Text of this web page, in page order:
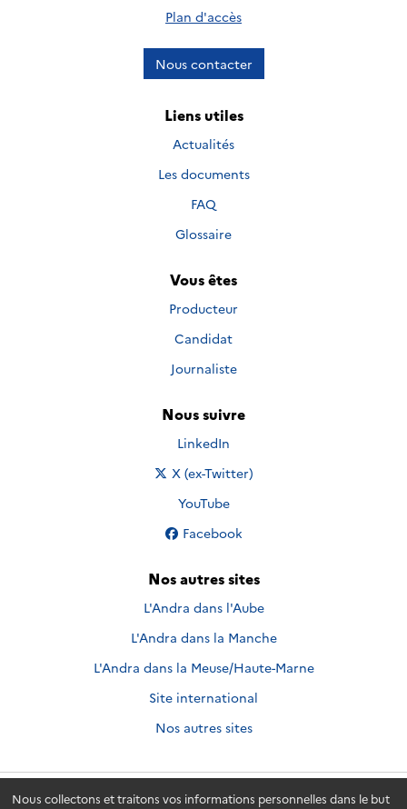
Nous collectons et traitons vos informations personnelles dans le but
Plan d'accès
Nous contacter
Liens utiles
Actualités
Les documents
FAQ
Glossaire
Vous êtes
Producteur
Candidat
Journaliste
Nous suivre
Nous suivre sur
LinkedIn
Nous suivre sur
X (ex-Twitter)
Nous suivre sur
YouTube
Nous suivre sur
Facebook
Nos autres sites
L'Andra dans l'Aube
L'Andra dans la Manche
L'Andra dans la Meuse/Haute-Marne
Site international
Nos autres sites
Andra.fr © 2026 - Andra. Tous droits réservés.